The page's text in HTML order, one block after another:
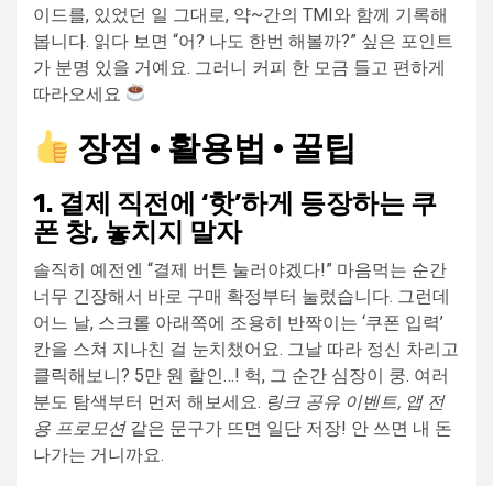
이드를, 있었던 일 그대로, 약~간의 TMI와 함께 기록해
봅니다. 읽다 보면 “어? 나도 한번 해볼까?” 싶은 포인트
가 분명 있을 거예요. 그러니 커피 한 모금 들고 편하게
따라오세요
장점 · 활용법 · 꿀팁
1. 결제 직전에 ‘핫’하게 등장하는 쿠
폰 창, 놓치지 말자
솔직히 예전엔 “결제 버튼 눌러야겠다!” 마음먹는 순간
너무 긴장해서 바로 구매 확정부터 눌렀습니다. 그런데
어느 날, 스크롤 아래쪽에 조용히 반짝이는 ‘쿠폰 입력’
칸을 스쳐 지나친 걸 눈치챘어요. 그날 따라 정신 차리고
클릭해보니? 5만 원 할인…! 헉, 그 순간 심장이 쿵. 여러
분도 탐색부터 먼저 해보세요. 링크 공유 이벤트, 앱 전
용 프로모션같은 문구가 뜨면 일단 저장! 안 쓰면 내 돈
나가는 거니까요.